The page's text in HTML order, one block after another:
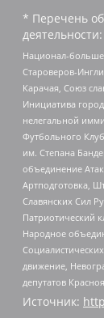
* Перечень
деятельности:
Национал-
Староверов-
Карачая, Союз
Инициатива
нелегальной
Футбольного
им. Степана
объединение
Артподготовка,
Славянских Сил
Патриотический
Народное
движение,
депутатов
Источник: